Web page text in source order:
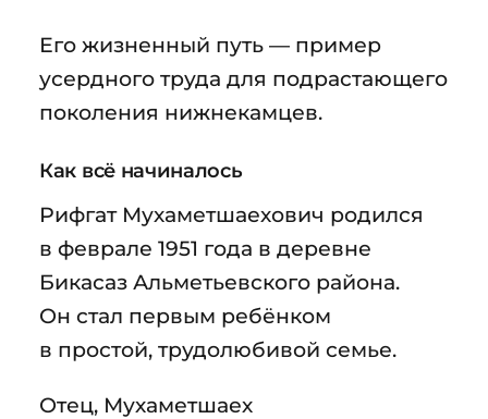
Его жизненный путь — пример
усердного труда для подрастающего
поколения нижнекамцев.
Как всё начиналось
Рифгат Мухаметшаехович родился
в феврале 1951 года в деревне
Бикасаз Альметьевского района.
Он стал первым ребёнком
в простой, трудолюбивой семье.
Отец, Мухаметшаех